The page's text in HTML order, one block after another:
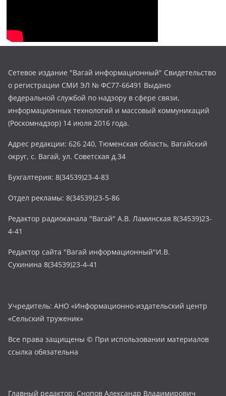
Сетевое издание "Вагай информационный" Свидетельство
о регистрации СМИ ЭЛ № ФС77-66491 Выдано
федеральной службой по надзору в сфере связи,
информационных технологий и массовый коммуникаций
(Роскомнадзор) 14 июля 2016 года.
Адрес редакции: 626 240, Тюменская область, Вагайский
округ, с. Вагай, ул. Советская д.34
Бухгалтерия: 8(34539)23-4-83
Отдел рекламы: 8(34539)23-5-86
Редактор радиоканала "Вагай" А.В. Ламинская 8(34539)23-
4-41
Редактор сайта "Вагай информационный"И.В.
Сухинина 8(34539)23-4-41
Учредитель: АНО «Информационно-издательский центр
«Сельский труженик»
Все права защищены © При использовании материалов
ссылка обязательна
Главный редактор: Снопов Александр Владимирович